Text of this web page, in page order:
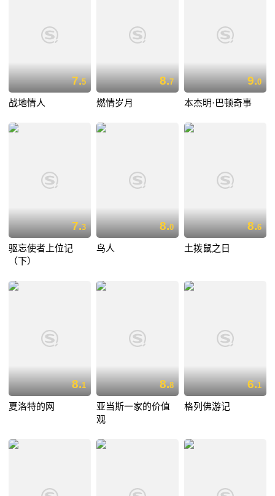
7.5
战地情人
8.7
燃情岁月
9.0
本杰明·巴顿奇事
7.3
驱忘使者上位记
（下）
8.0
鸟人
8.6
土拨鼠之日
8.1
夏洛特的网
8.8
亚当斯一家的价值
观
6.1
格列佛游记